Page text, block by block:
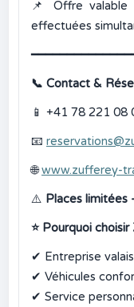
📌
Offre valable
effectuées
📞 Contact &
📱 +41 78 221 08
📧
🌐 www.zufferey-
⚠️ Places limitées
⭐Pourquoi choisir
✔ Entreprise
✔ Véhicules
✔ Service